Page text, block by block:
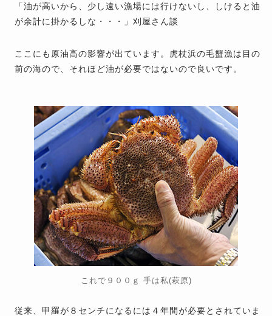
「油が高いから、少し遠い漁場には行けないし、しけると油
が余計に掛かるしな・・・」刈屋さん談
ここにも原油高の影響が出ています。虎杖浜の毛蟹漁は目の
前の海ので、それほど油が必要ではないので良いです。
これで９００ｇ 手は私(萩原)
従来、甲羅が８センチになるには４年間が必要とされていま